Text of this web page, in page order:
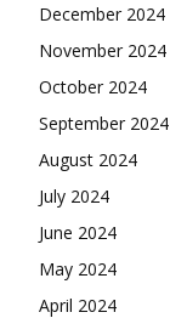
December 2024
November 2024
October 2024
September 2024
August 2024
July 2024
June 2024
May 2024
April 2024